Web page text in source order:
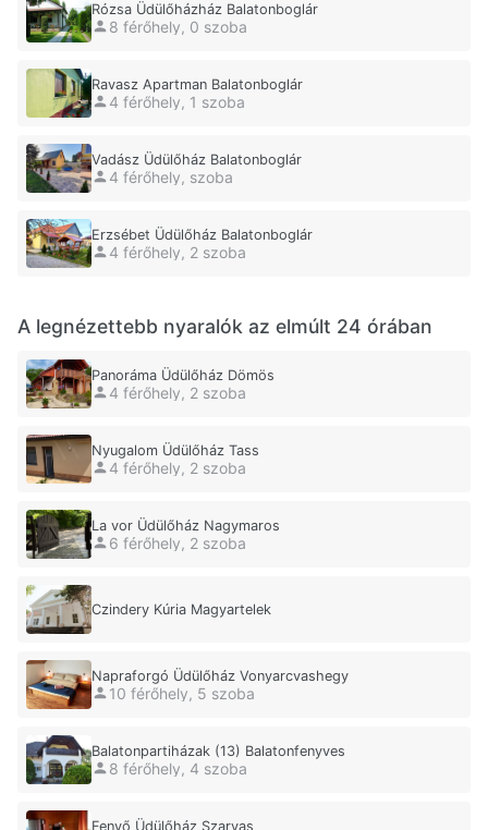
Rózsa Üdülőházház Balatonboglár
8 férőhely, 0 szoba
Ravasz Apartman Balatonboglár
4 férőhely, 1 szoba
Vadász Üdülőház Balatonboglár
4 férőhely, szoba
Erzsébet Üdülőház Balatonboglár
4 férőhely, 2 szoba
A legnézettebb nyaralók az elmúlt 24 órában
Panoráma Üdülőház Dömös
4 férőhely, 2 szoba
Nyugalom Üdülőház Tass
4 férőhely, 2 szoba
La vor Üdülőház Nagymaros
6 férőhely, 2 szoba
Czindery Kúria Magyartelek
Napraforgó Üdülőház Vonyarcvashegy
10 férőhely, 5 szoba
Balatonpartiházak (13) Balatonfenyves
8 férőhely, 4 szoba
Fenyő Üdülőház Szarvas